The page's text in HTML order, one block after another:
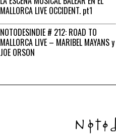
MALLORCA LIVE OCCIDENT. pt1
NOTODESINDIE # 212: ROAD TO
MALLORCA LIVE – MARIBEL MAYANS y
JOE ORSON